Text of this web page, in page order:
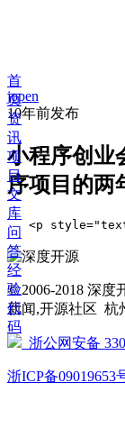
首
页
资
讯
项
目
文
库
问
答
经
验
代
码
jopen
10年前发布
小程序创业
序项目的两
<p style="text-
© 2006-2018 深
新闻,开源社区 杭
浙公网安备
浙ICP备09019653